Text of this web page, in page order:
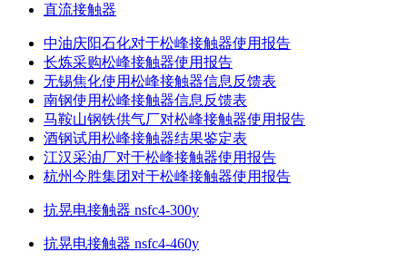
直流接触器
中油庆阳石化对于松峰接触器使用报告
长炼采购松峰接触器使用报告
无锡焦化使用松峰接触器信息反馈表
南钢使用松峰接触器信息反馈表
马鞍山钢铁供气厂对松峰接触器使用报告
酒钢试用松峰接触器结果鉴定表
江汉采油厂对于松峰接触器使用报告
杭州今胜集团对于松峰接触器使用报告
抗晃电接触器 nsfc4-300y
抗晃电接触器 nsfc4-460y